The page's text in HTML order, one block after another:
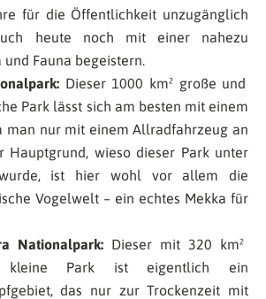
für die Öffentlichkeit unzugänglich
heute noch mit einer nahezu
Fauna begeistern.
Dieser 1000 km² große und
Park lässt sich am besten mit einem
man nur mit einem Allradfahrzeug an
Hauptgrund, wieso dieser Park unter
ist hier wohl vor allem die
Vogelwelt – ein echtes Mekka für
Nationalpark: Dieser mit 320 km²
kleine Park ist eigentlich ein
das nur zur Trockenzeit mit